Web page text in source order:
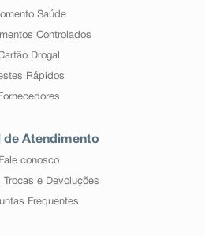
Saúde
Controlados
Drogal
Rápidos
Fornecedores
de Atendimento
Fale conosco
Trocas e Devoluções
Frequentes